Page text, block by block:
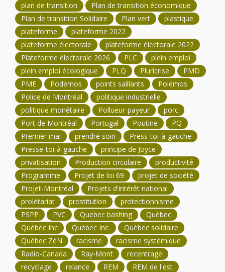
plan de transition
Plan de transition économique
Plan de transition Solidaire
Plan vert
plastique
plateforme
plateforme 2022
plateforme électorale
plateforme électorale 2022
Plateforme électorale 2026
PLC
plein emploi
plein emploi écologique
PLQ Pluricrise
PMD
PME
Podemos points saillants
Polémos
Police de Montréal
politique industrielle
politique monétaire
Pollueur-payeur
porc
Port de Montréal
Portugal Poutine
PQ
Premier mai
prendre soin
Press-toi-à-gauche
Presse-toi-à-gauche
principe de Joyce
privatisation
Production circulaire
productivité
Programme
Projet de loi 69
projet de société
Projet-Montréal
Projets d'intérêt national
prolétariat
prostitution
protectionnisme
PSPP
PVC Quebec bashing
Québec
Québec Inc
Québec Inc.
Québec solidaire
Québec ZéN
racisme
racisme systémique
Radio-Canada
Ray-Mont
recentrage
recyclage
relance REM
REM de l'est